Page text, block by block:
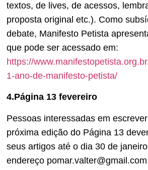
textos, de lives, de acessos,
proposta original etc.). Como
debate, Manifesto Petista
que pode ser acessado em:
https://
1-ano-de-manifesto-petista/
4.Página 13 fevereiro
Pessoas interessadas em
próxima edição do Página 13
seus artigos até o dia 30 de
endereço